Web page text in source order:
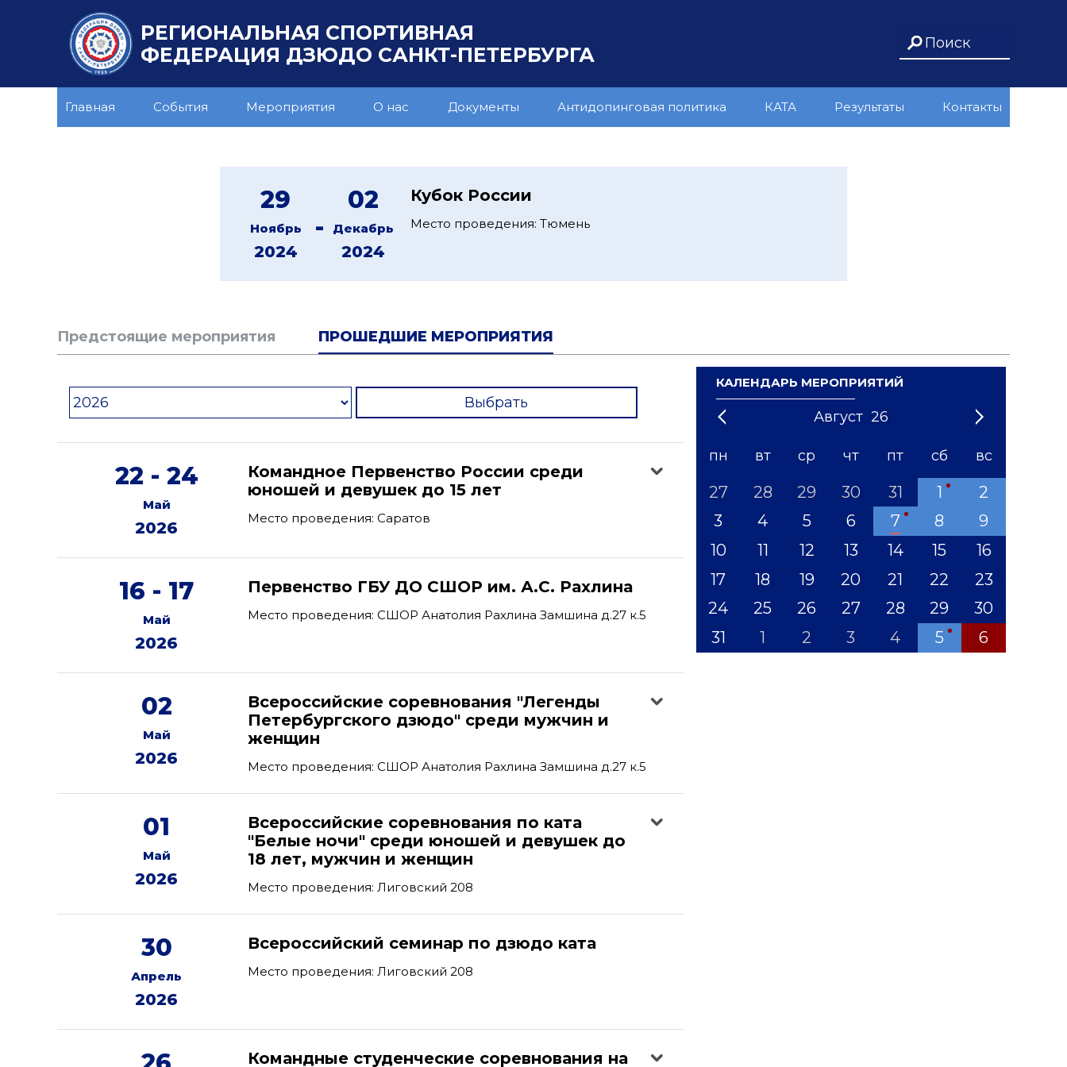
РЕГИОНАЛЬНАЯ СПОРТИВНАЯ
ФЕДЕРАЦИЯ ДЗЮДО САНКТ-ПЕТЕРБУРГА
Главная События Мероприятия О нас Документы Антидопинговая политика КАТА Результаты Контакты
29
Ноябрь
2024
-
02
Декабрь
2024
Кубок России
Место проведения: Тюмень
Предстоящие мероприятия ПРОШЕДШИЕ МЕРОПРИЯТИЯ
Выбрать
22 - 24
Май
2026
Командное Первенство России среди
юношей и девушек до 15 лет
Место проведения: Саратов
16 - 17
Май
2026
Первенство ГБУ ДО СШОР им. А.С. Рахлина
Место проведения: СШОР Анатолия Рахлина Замшина д.27 к.5
02
Май
2026
Всероссийские соревнования "Легенды
Петербургского дзюдо" среди мужчин и
женщин
Место проведения: СШОР Анатолия Рахлина Замшина д.27 к.5
01
Май
2026
Всероссийские соревнования по ката
"Белые ночи" среди юношей и девушек до
18 лет, мужчин и женщин
Место проведения: Лиговский 208
30
Апрель
2026
Всероссийский семинар по дзюдо ката
Место проведения: Лиговский 208
Командные студенческие соревнования на
КАЛЕНДАРЬ МЕРОПРИЯТИЙ
Август 26
1 3 5 8 10 12
'21 '23 '24 '25 '26 '27 '28 '29 '31
пн вт ср чт пт сб вс
27 28 29 30 31 1
2
3
4 5 6 7 8
9
10
11 12 13 14 15
16
17
18 19 20 21 22
23
24
25 26 27 28 29
30
31
1 2 3 4 5 6